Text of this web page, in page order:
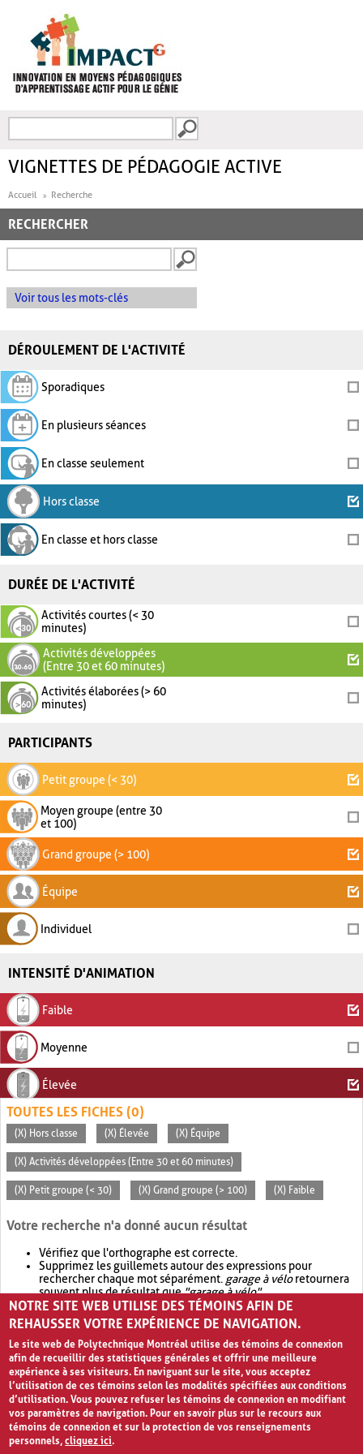
FORMULAIRE DE
VIGNETTES DE PÉDAGOGIE ACTIVE
Accueil Recherche
RECHERCHER
Voir tous les mots-clés
DÉROULEMENT DE L'ACTIVITÉ
Sporadiques
En plusieurs séances
En classe seulement
Hors classe
En classe et hors classe
DURÉE DE L'ACTIVITÉ
Activités courtes (< 30
minutes)
Activités développées
(Entre 30 et 60 minutes)
Activités élaborées (> 60
minutes)
PARTICIPANTS
Petit groupe (< 30)
Moyen groupe (entre 30
et 100)
Grand groupe (> 100)
Équipe
Individuel
INTENSITÉ D'ANIMATION
Faible
Moyenne
Élevée
TOUTES LES FICHES (0)
(X) Hors classe (X) Élevée (X) Équipe
(X) Activités développées (Entre 30 et 60 minutes)
(X) Petit groupe (< 30) (X) Grand groupe (> 100) (X) Faible
Votre recherche n'a donné aucun résultat
Vérifiez que l'orthographe est correcte.
Supprimez les guillemets autour des expressions pour
rechercher chaque mot séparément. garage à véloretournera
souvent plus de résultat que"garage à vélo".
Envisagez d'élargir votre recherche avec OR.garage OR vélo
retournera souvent plus de résultat quegarage à vélo
NOTRE SITE WEB UTILISE DES TÉMOINS AFIN DE
REHAUSSER VOTRE EXPÉRIENCE DE NAVIGATION.
Le site web de Polytechnique Montréal utilise des témoins de connexion
afin de recueillir des statistiques générales et offrir une meilleure
expérience à ses visiteurs. En naviguant sur le site, vous acceptez
l’utilisation de ces témoins selon les modalités spécifiées aux conditions
d’utilisation. Vous pouvez refuser les témoins de connexion en modifiant
vos paramètres de navigation. Pour en savoir plus sur le recours aux
témoins de connexion et sur la protection de vos renseignements
personnels,cliquez ici.